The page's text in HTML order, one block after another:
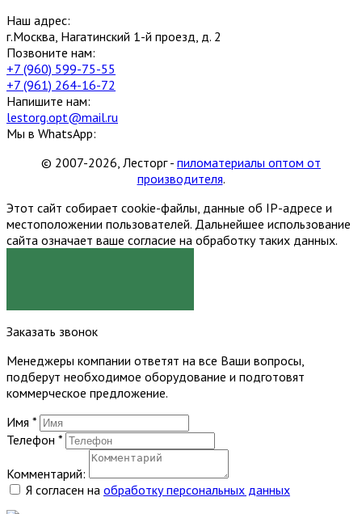
Наш адрес:
г.Москва, Нагатинский 1-й проезд, д. 2
Позвоните нам:
+7 (960) 599-75-55
+7 (961) 264-16-72
Напишите нам:
lestorg.opt@mail.ru
Мы в WhatsApp:
© 2007-2026, Лесторг - пиломатериалы оптом от
производителя.
Этот сайт собирает cookie-файлы, данные об IP-адресе и
местоположении пользователей. Дальнейшее использование
сайта означает ваше согласие на обработку таких данных.
Заказать звонок
Менеджеры компании ответят на все Ваши вопросы,
подберут необходимое оборудование и подготовят
коммерческое предложение.
Имя *
Телефон *
Комментарий:
Я согласен на обработку персональных данных